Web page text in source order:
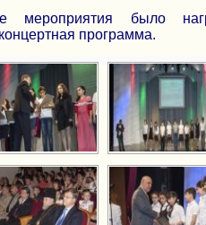
мероприятия было
программа.